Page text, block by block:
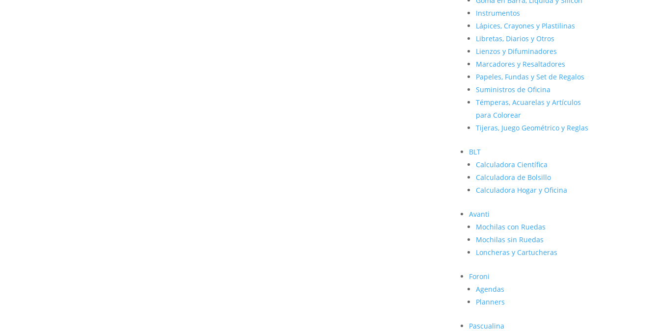
Instrumentos
Lápices, Crayones y Plastilinas
Libretas, Diarios y Otros
Lienzos y Difuminadores
Marcadores y Resaltadores
Papeles, Fundas y Set de Regalos
Suministros de Oficina
Témperas, Acuarelas y Artículos
para Colorear
Tijeras, Juego Geométrico y Reglas
BLT
Calculadora Científica
Calculadora de Bolsillo
Calculadora Hogar y Oficina
Avanti
Mochilas con Ruedas
Mochilas sin Ruedas
Loncheras y Cartucheras
Foroni
Agendas
Planners
Pascualina